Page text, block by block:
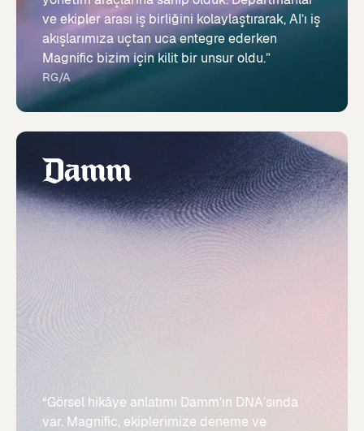
ve ekipler arası iş birliğini kolaylaştırarak, AI’ı iş
akışlarımıza uçtan uca entegre ederken
Magnific bizim için kilit bir unsur oldu.”
RG/A
“Görsel hikâye anlatımı Damm’ın DNA’sında
var. Magnific, ekiplerimize deneme ve